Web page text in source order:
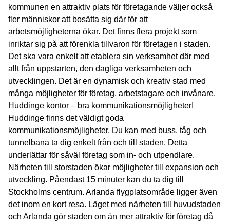
kommunen en attraktiv plats för företagande väljer också
fler människor att bosätta sig där för att
arbetsmöjligheterna ökar. Det finns flera projekt som
inriktar sig på att förenkla tillvaron för företagen i staden.
Det ska vara enkelt att etablera sin verksamhet där med
allt från uppstarten, den dagliga verksamheten och
utvecklingen. Det är en dynamisk och kreativ stad med
många möjligheter för företag, arbetstagare och invånare.
Huddinge kontor – bra kommunikationsmöjligheterI
Huddinge finns det väldigt goda
kommunikationsmöjligheter. Du kan med buss, tåg och
tunnelbana ta dig enkelt från och till staden. Detta
underlättar för såväl företag som in- och utpendlare.
Närheten till storstaden ökar möjligheter till expansion och
utveckling. Påendast 15 minuter kan du ta dig till
Stockholms centrum. Arlanda flygplatsområde ligger även
det inom en kort resa. Läget med närheten till huvudstaden
och Arlanda gör staden om än mer attraktiv för företag då